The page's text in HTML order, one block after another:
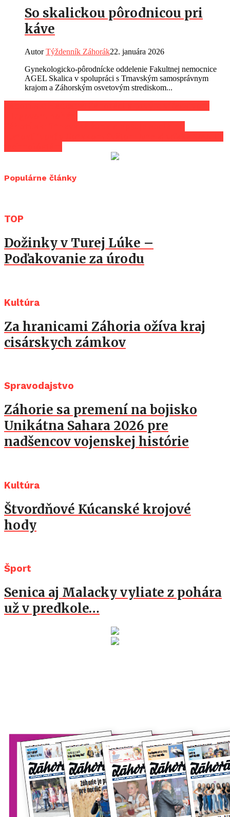
So skalickou pôrodnicou pri
káve
AutorTýždenník Záhorák22. januára 2026
Gynekologicko-pôrodnícke oddelenie Fakultnej nemocnice
AGEL Skalica v spolupráci s Trnavským samosprávnym
krajom a Záhorským osvetovým strediskom...
Populárne články
TOP
Dožinky v Turej Lúke –
Poďakovanie za úrodu
Kultúra
Za hranicami Záhoria ožíva kraj
cisárskych zámkov
Spravodajstvo
Záhorie sa premení na bojisko
Unikátna Sahara 2026 pre
nadšencov vojenskej histórie
Kultúra
Štvordňové Kúcanské krojové
hody
Šport
Senica aj Malacky vyliate z pohára
už v predkole…